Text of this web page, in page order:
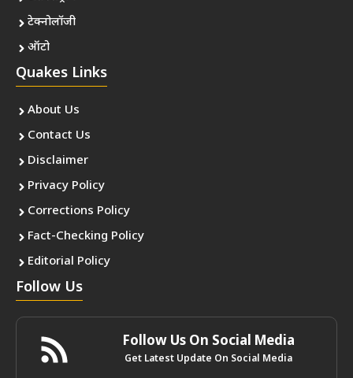
टेक्नोलॉजी
ऑटो
Quakes Links
About Us
Contact Us
Disclaimer
Privacy Policy
Corrections Policy
Fact-Checking Policy
Editorial Policy
Follow Us
Follow Us On Social Media
Get Latest Update On Social Media